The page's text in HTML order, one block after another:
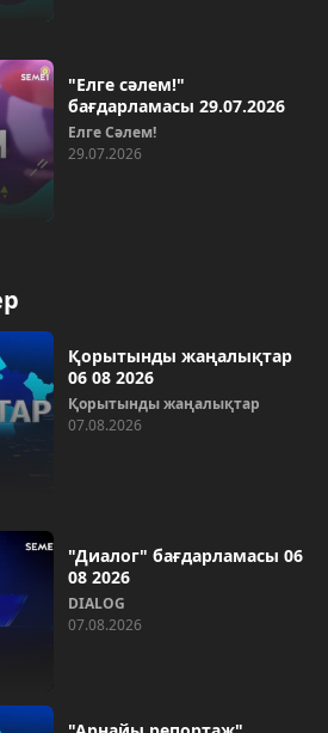
"Елге сәлем!"
бағдарламасы 29.07.2026
Елге Сәлем!
29.07.2026
Қорытынды жаңалықтар
06 08 2026
Қорытынды жаңалықтар
07.08.2026
"Диалог" бағдарламасы 06
08 2026
DIALOG
07.08.2026